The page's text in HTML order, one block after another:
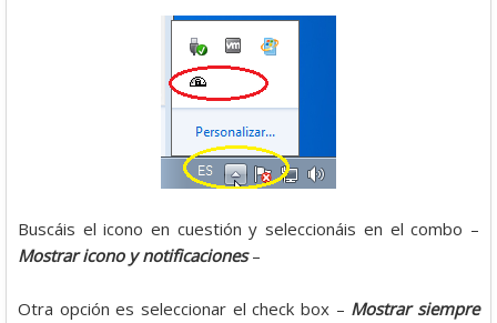
Buscáis el icono en cuestión y seleccionáis en el combo –
Mostrar icono y notificaciones–
Otra opción es seleccionar el check box – Mostrar siempre